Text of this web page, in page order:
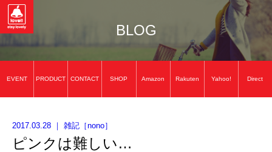
BLOG
2017.03.28 ｜ 雑記 ［nono］
ピンクは難しい…
EVENT PRODUCT CONTACT SHOP Amazon Rakuten Yahoo! Direct